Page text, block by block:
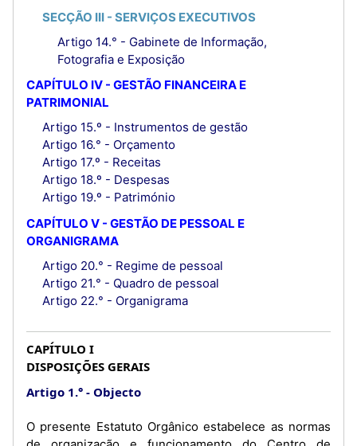
SECÇÃO III - SERVIÇOS EXECUTIVOS
Artigo 14.° - Gabinete de Informação,
Fotografia e Exposição
CAPÍTULO IV - GESTÃO FINANCEIRA E
PATRIMONIAL
Artigo 15.º - Instrumentos de gestão
Artigo 16.° - Orçamento
Artigo 17.º - Receitas
Artigo 18.º - Despesas
Artigo 19.º - Património
CAPÍTULO V - GESTÃO DE PESSOAL E
ORGANIGRAMA
Artigo 20.° - Regime de pessoal
Artigo 21.° - Quadro de pessoal
Artigo 22.° - Organigrama
CAPÍTULO I
DISPOSIÇÕES GERAIS
Artigo 1.°
Objecto
O presente Estatuto Orgânico estabelece as normas